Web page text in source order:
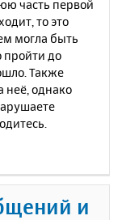
часть первой
то это
могла быть
пройти до
Также
неё, однако
и